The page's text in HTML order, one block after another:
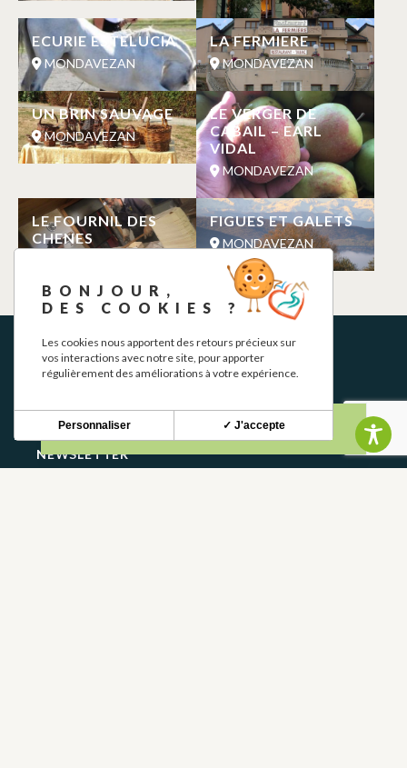
ECURIE ESTELUCIA
MONDAVEZAN
LA FERMIERE
MONDAVEZAN
UN BRIN SAUVAGE
MONDAVEZAN
LE VERGER DE
CABAIL – EARL
VIDAL
MONDAVEZAN
LE FOURNIL DES
CHENES
FIGUES ET GALETS
MONDAVEZAN
NEWSLETTER
BONJOUR,
DES COOKIES ?
Les cookies nous apportent des retours précieux sur
vos interactions avec notre site, pour apporter
régulièrement des améliorations à votre expérience.
✓ J'accepte
Personnaliser